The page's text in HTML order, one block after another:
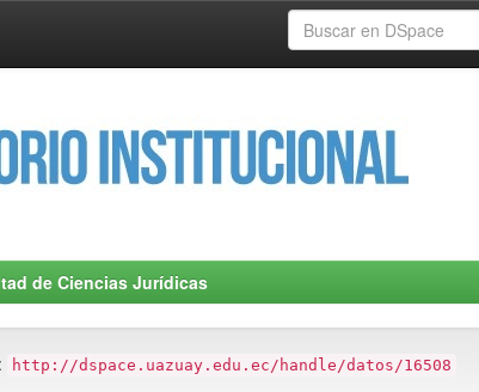
de Ciencias Jurídicas
http://dspace.uazuay.edu.ec/handle/datos/16508